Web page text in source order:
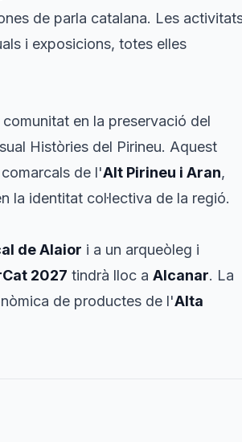
de parla catalana. Les
i exposicions, totes elles
en la preservació del
Històries del Pirineu. Aquest
de l'Alt Pirineu i Aran,
la identitat col·lectiva de la regió.
de Alaior i a un arqueòleg i
2027 tindrà lloc a Alcanar. La
de productes de l'Alta